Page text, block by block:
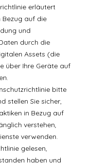
erläutert
Bezug auf die
und
durch die
Assets (die
über Ihre Geräte auf
bitte
stellen Sie sicher,
in Bezug auf
verstehen,
verwenden.
gelesen,
haben und